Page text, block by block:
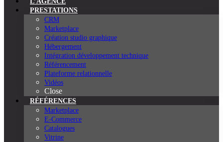
PRESTATIONS
CRM
Marketplace
Création studio graphique
Hébergement
Intégration développement technique
Référencement
Plateforme relationnelle
Vidéos
Close
RÉFÉRENCES
Marketplace
E-Commerce
Catalogues
Vitrine